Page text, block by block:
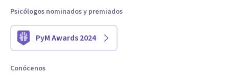
Psicólogos nominados y premiados
PyM Awards 2024
Conócenos